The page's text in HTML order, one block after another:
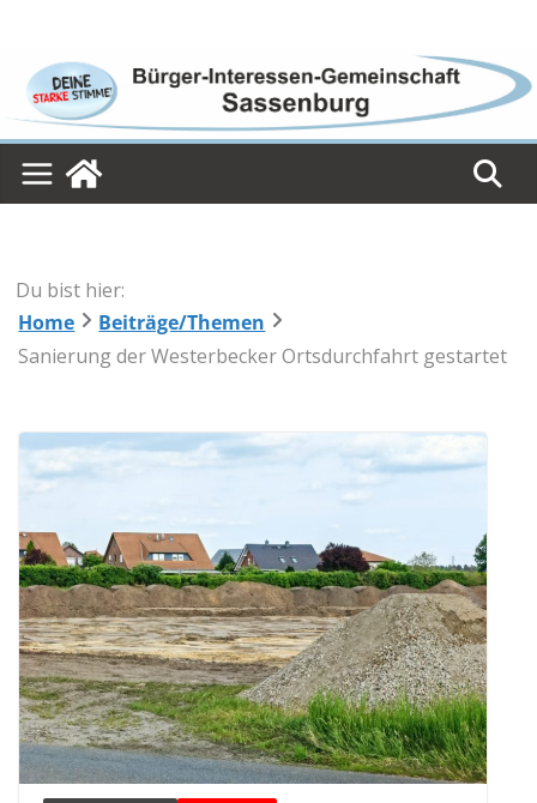
content
Du bist hier:
Home
Beiträge/Themen
Sanierung der Westerbecker Ortsdurchfahrt gestartet